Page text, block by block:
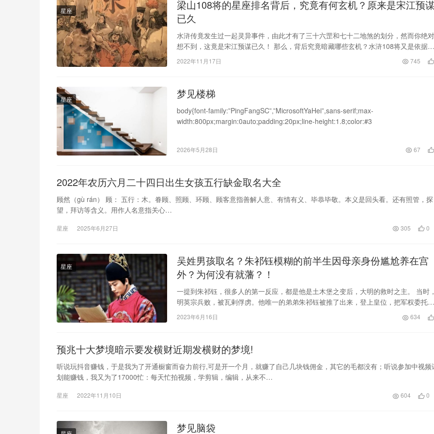
星座
梁山108将的星座排名背后，究竟有何玄机？原来是宋江预
已久
水浒传竟发生过一起灵异事件，由此才有了三十六罡和七十二地煞的划分，然而你绝对
想不到，这竟是宋江预谋已久！ 那么，背后究竟暗藏哪些玄机？水浒108将又是依据什
么排名的呢？ 今天，我们…
2022年11月17日 745
星座 梦见楼梯
body{font-family:”PingFangSC”,”MicrosoftYaHei”,sans-serif;max-
width:800px;margin:0auto;padding:20px;line-height:1.8;color:#3
2026年5月28日 67
2022年农历六月二十四日出生女孩五行缺金取名大全
顾然（gù rán） 顾： 五行：木。眷顾、照顾、环顾、顾客意指善解人意、有情有义、毕恭毕敬。本义是回头看。还有照管，探
望，拜访等含义。用作人名意指关心…
星座 2025年6月27日 305 0
星座
吴姓男孩取名？朱祁钰模糊的前半生因母亲身份尴尬养在宫
外？为何没有就藩？！
一提到朱祁钰，很多人的第一反应，都是他是土木堡之变后，大明的救时之主。 当时，
明英宗兵败，被瓦剌俘虏。他唯一的弟弟朱祁钰被推了出来，登上皇位，把军权委托给
于谦，打赢了北京保卫战，保…
2023年6月16日 634
预兆十大梦境暗示要发横财近期发横财的梦境!
听说玩抖音赚钱，于是我为了开通橱窗而奋力前行,可是开一个月，就赚了自己几块钱佣金，其它的毛都没有；听说参加中视频
划能赚钱，我又为了17000忙：每天忙拍视频，学剪辑，编辑，从来不…
星座 2022年11月10日 604 0
梦见脑袋